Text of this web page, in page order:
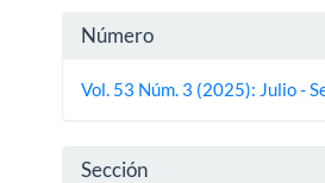
Detalles
del
Número
Vol. 53 Núm. 3 (2025): Julio -
Sección